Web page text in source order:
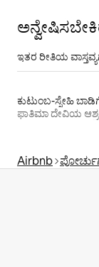
ಇತರ ರೀತಿಯ
ಕುಟುಂಬ-ಸ್ನೇಹಿ
ಫಾತಿಮಾ ದೇವಿಯ
Airbnb